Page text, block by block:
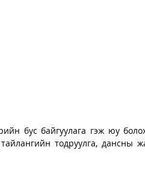
бус байгуулага гэж юу
тодруулга, дансны